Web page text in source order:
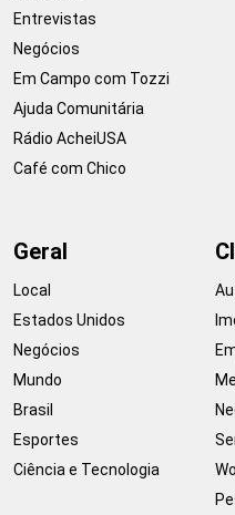
Entrevistas
Negócios
Em Campo com Tozzi
Ajuda Comunitária
Rádio AcheiUSA
Café com Chico
Geral
Local
Estados Unidos
Negócios
Mundo
Brasil
Esportes
Ciência e Tecnologia